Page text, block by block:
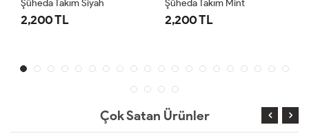
Şüheda Takım Siyah
2,200 TL
Şüheda Takım Mint
2,200 TL
Çok Satan Ürünler